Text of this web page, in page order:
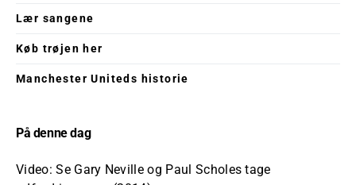
Lær sangene
Køb trøjen her
Manchester Uniteds historie
På denne dag
Video: Se Gary Neville og Paul Scholes tage